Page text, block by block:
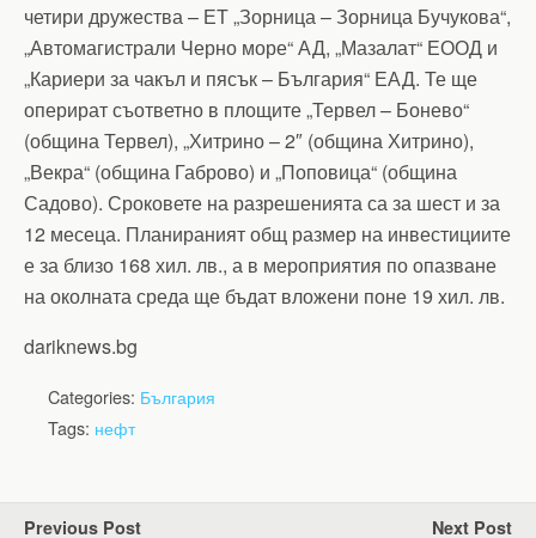
четири дружества – ЕТ „Зорница – Зорница Бучукова“,
„Автомагистрали Черно море“ АД, „Мазалат“ ЕООД и
„Кариери за чакъл и пясък – България“ ЕАД. Те ще
оперират съответно в площите „Тервел – Бонево“
(община Тервел), „Хитрино – 2″ (община Хитрино),
„Векра“ (община Габрово) и „Поповица“ (община
Садово). Сроковете на разрешенията са за шест и за
12 месеца. Планираният общ размер на инвестициите
е за близо 168 хил. лв., а в мероприятия по опазване
на околната среда ще бъдат вложени поне 19 хил. лв.
dariknews.bg
Categories: България
Tags: нефт
Previous Post Next Post